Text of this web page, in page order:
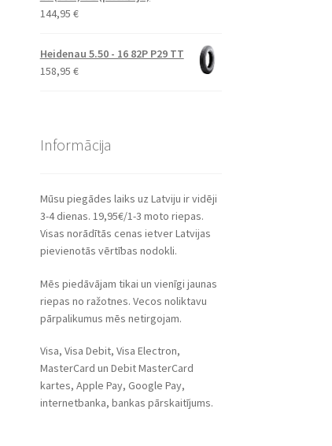
144,95 €
Heidenau 5.50 - 16 82P P29 TT
158,95 €
Informācija
Mūsu piegādes laiks uz Latviju ir vidēji
3-4 dienas. 19,95€/1-3 moto riepas.
Visas norādītās cenas ietver Latvijas
pievienotās vērtības nodokli.
Mēs piedāvājam tikai un vienīgi jaunas
riepas no ražotnes. Vecos noliktavu
pārpalikumus mēs netirgojam.
Visa, Visa Debit, Visa Electron,
MasterCard un Debit MasterCard
kartes, Apple Pay, Google Pay,
internetbanka, bankas pārskaitījums.